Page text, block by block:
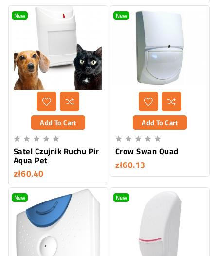
New
Add To Cart
    
Satel Czujnik Ruchu Pir
Aqua Pet
zł60.40
New
Add To Cart
    
Crow Swan Quad
zł60.13
New New